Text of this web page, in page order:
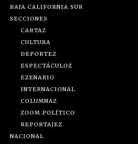
BAJA CALIFORNIA SUR
SECCIONES
CARTAZ
CULTURA
DEPORTEZ
ESPECTÁCULOZ
EZENARIO
INTERNACIONAL
COLUMNAZ
ZOOM POLÍTICO
REPORTAJEZ
NACIONAL